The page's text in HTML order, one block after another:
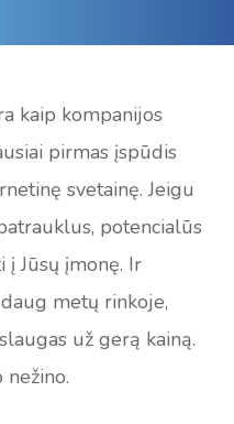
kaip kompanijos
pirmas įspūdis
svetainę. Jeigu
potencialūs
Jūsų įmonę. Ir
metų rinkoje,
už gerą kainą.